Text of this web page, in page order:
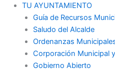
TU AYUNTAMIENTO
Guía de Recursos
Saludo del Alcalde
Ordenanzas
Corporación Municipal
Gobierno Abierto